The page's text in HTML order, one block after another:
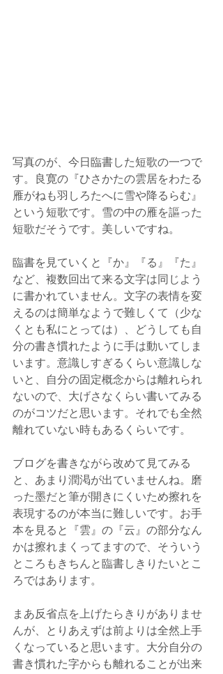
写真のが、今日臨書した短歌の一つで
す。良寛の『ひさかたの雲居をわたる
雁がねも羽しろたへに雪や降るらむ』
という短歌です。雪の中の雁を謳った
短歌だそうです。美しいですね。
臨書を見ていくと『か』『る』『た』
など、複数回出て来る文字は同じよう
に書かれていません。文字の表情を変
えるのは簡単なようで難しくて（少な
くとも私にとっては）、どうしても自
分の書き慣れたように手は動いてしま
います。意識しすぎるくらい意識しな
いと、自分の固定概念からは離れられ
ないので、大げさなくらい書いてみる
のがコツだと思います。それでも全然
離れていない時もあるくらいです。
ブログを書きながら改めて見てみる
と、あまり潤渇が出ていませんね。磨
った墨だと筆が開きにくいため擦れを
表現するのが本当に難しいです。お手
本を見ると『雲』の『云』の部分なん
かは擦れまくってますので、そういう
ところもきちんと臨書しきりたいとこ
ろではあります。
まあ反省点を上げたらきりがありませ
んが、とりあえずは前よりは全然上手
くなっていると思います。大分自分の
書き慣れた字からも離れることが出来